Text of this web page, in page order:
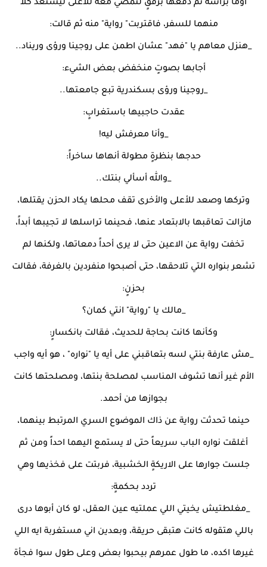
أومأ برأسه ثم دفعها برفقٍ لتمضي معه للأعلى ليستعد كلاً
منهما للسفر، فاقتربت" رواية" منه ثم قالت:
_هنزل معاهم يا "فهد" عشان اطمن على روجينا ورؤى وريناد..
أجابها بصوتٍ منخفض بعض الشيء:
_روجينا ورؤى بسكندرية تبع جامعتها..
عقدت حاجبيها باستغرابٍ:
_وأنا معرفش ليه!
حدجها بنظرةٍ مطولة أنهاها ساخراً:
_والله أسألي بنتك..
وتركها وصعد للأعلى والأخرى تقف محلها يكاد الحزن يقتلها،
مازالت تعاقبها بالابتعاد عنها، فحينما تراسلها لا تجيبها أبداً،
تخفت رواية عن الاعين حتى لا يرى أحداً دمعاتها، ولكنها لم
تشعر بنواره التي تلاحقها، حتى أصبحوا منفردين بالغرفة، فقالت
بحزنٍ:
_مالك يا "رواية" انتي كمان؟
وكأنها كانت بحاجة للحديث، فقالت بانكسارٍ:
_مش عارفة بنتي لسه بتعاقبني على أيه يا "نواره" ، هو أيه واجب
الأم غير أنها تشوف المناسب لمصلحة بنتها، ومصلحتها كانت
بجوازها من أحمد.
حينما تحدثت رواية عن ذاك الموضوع السري المرتبط بينهما،
أغلقت نواره الباب سريعاً حتى لا يستمع اليهما احداً ومن ثم
جلست جوارها على الاريكةٍ الخشبية، فربتت على فخذيها وهي
تردد بحكمةٍ:
_مغلطتيش يخيتي اللي عملتيه عين العقل، لو كان أبوها درى
باللي هتقوله كانت هتبقى حريقة، وبعدين اني مستغربة ايه اللي
غيرها اكده، ما طول عمرهم بيحبوا بعض وعلى طول سوا فجأة